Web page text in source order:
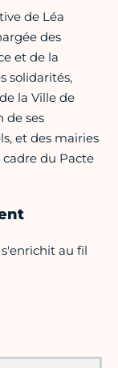
de Léa
des
et de la
solidarités,
la Ville de
de ses
et des mairies
cadre du Pacte
au fil